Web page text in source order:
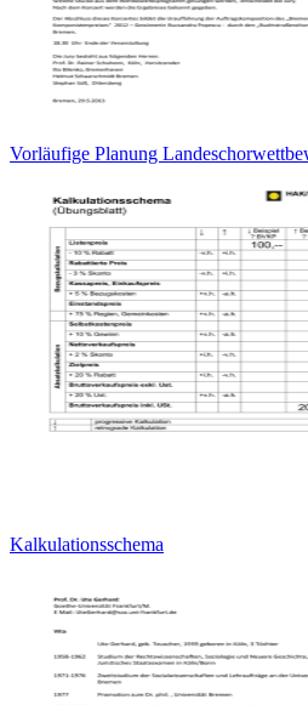
Vorläufige Planung
Kalkulationsschema